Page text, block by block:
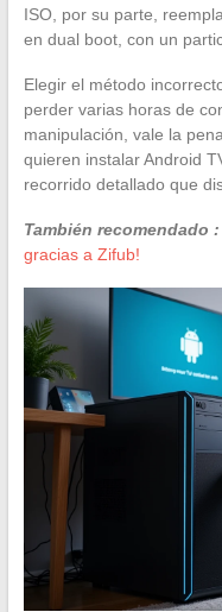
ISO, por su parte,
en dual boot, con un
Elegir el método
perder varias horas de
manipulación, vale la
quieren instalar Android
recorrido detallado que
También recomendado :
gracias a Zifub!